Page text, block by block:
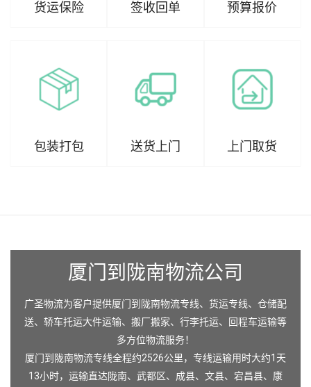
货运保险 签收回单 预算报价
包装打包 送货上门 上门取货
厦门到陇南物流公司
广圣物流为客户提供厦门到陇南物流专线、货运专线、仓储配
送、轿车托运大件运输、搬厂搬家、行李托运、回程车运输等
多方位物流服务！
厦门到陇南物流专线全程约2526公里，专线运输用时大约1天
13小时，运输直达陇南、 武都区、 成县、 文县、 宕昌县、 康